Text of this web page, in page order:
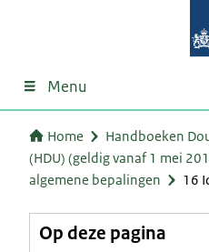
Menu
Home Handboeken
(HDU) (geldig vanaf 1 mei
algemene bepalingen
16
Op deze pagina